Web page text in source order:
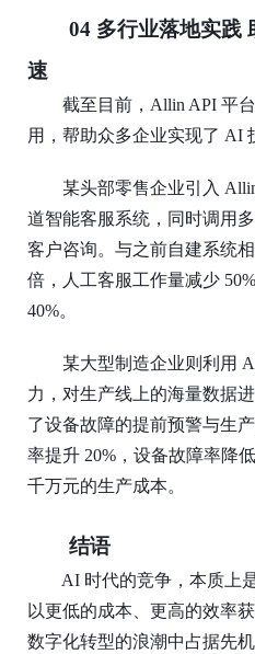
04 多行业落地实践
速
截至目前， Allin API 平
用，帮助众多企业实现了 AI
某头部零售企业引入
道智能客服系统，同时调用
客户咨询。与之前自建系统
倍，人工客服工作量减少
40%。
某大型制造企业则利用
力，对生产线上的海量数据
了设备故障的提前预警与生
率提升 20%，设备故障率降
千万元的生产成本。
结语
AI 时代的竞争，本质上是
以更低的成本、更高的效率
数字化转型的浪潮中占据先机